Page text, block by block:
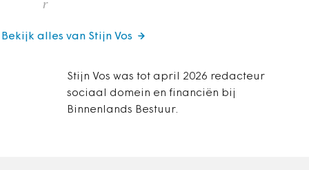
r
Stijn Vos was tot april 2026 redacteur
sociaal domein en financiën bij
Binnenlands Bestuur.
Bekijk alles van Stijn Vos